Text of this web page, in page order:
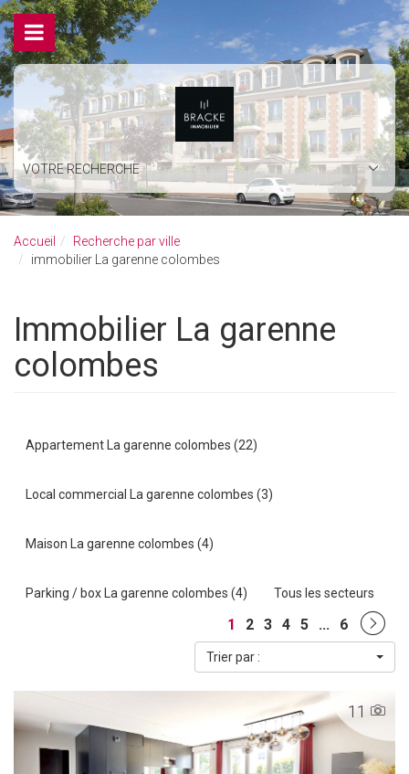
VOTRE RECHERCHE
Accueil
Recherche par ville
immobilier La garenne colombes
immobilier La garenne
colombes
Appartement La garenne colombes (22)
Local commercial La garenne colombes (3)
Maison La garenne colombes (4)
Parking / box La garenne colombes (4) Tous les secteurs
1 2 3 4 5 ... 6
Trier par :
11